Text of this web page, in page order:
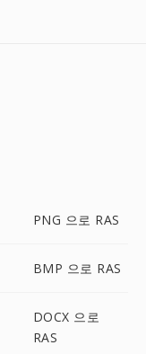
PNG 으로 RAS
BMP 으로 RAS
DOCX 으로
RAS